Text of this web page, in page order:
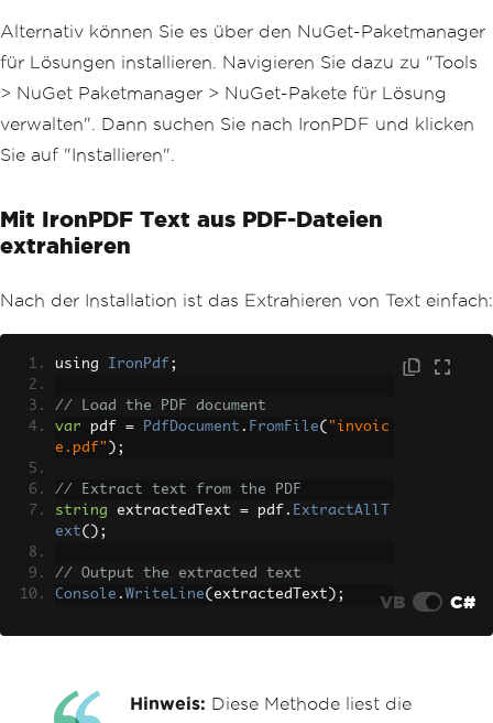
Alternativ können Sie es über den NuGet-Paketmanager
für Lösungen installieren. Navigieren Sie dazu zu "Tools
> NuGet Paketmanager > NuGet-Pakete für Lösung
verwalten". Dann suchen Sie nach IronPDF und klicken
Sie auf "Installieren".
Mit IronPDF Text aus PDF-Dateien
extrahieren
Nach der Installation ist das Extrahieren von Text einfach:
using IronPdf ;
// Load the PDF document
var pdf = PdfDocument . FromFile( "invoic
e.pdf" );
// Extract text from the PDF
string extractedText = pdf . ExtractAllT
ext();
// Output the extracted text
Console . WriteLine( extractedText ); VB C#
Hinweis: Diese Methode liest die